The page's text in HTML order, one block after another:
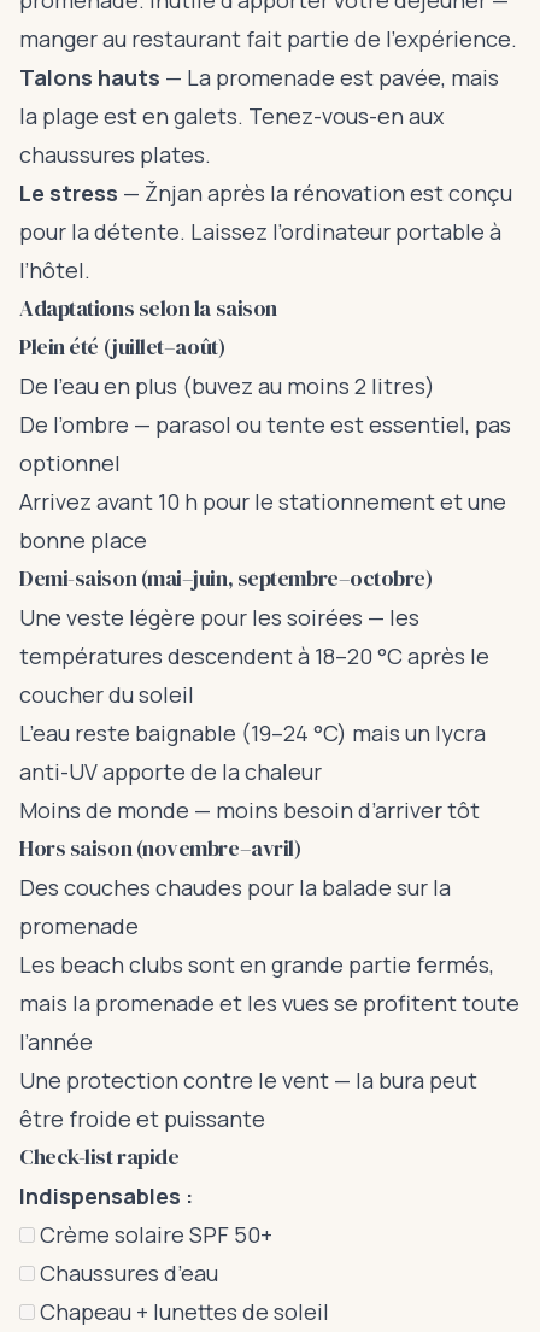
manger au restaurant fait partie de l’expérience.
Talons hauts — La promenade est pavée, mais
la plage est en galets. Tenez-vous-en aux
chaussures plates.
Le stress — Žnjan après la rénovation est conçu
pour la détente. Laissez l’ordinateur portable à
l’hôtel.
Adaptations selon la saison
Plein été (juillet–août)
De l’eau en plus (buvez au moins 2 litres)
De l’ombre — parasol ou tente est essentiel, pas
optionnel
Arrivez avant 10 h pour le stationnement et une
bonne place
Demi-saison (mai–juin, septembre–octobre)
Une veste légère pour les soirées — les
températures descendent à 18–20 °C après le
coucher du soleil
L’eau reste baignable (19–24 °C) mais un lycra
anti-UV apporte de la chaleur
Moins de monde — moins besoin d’arriver tôt
Hors saison (novembre–avril)
Des couches chaudes pour la balade sur la
promenade
Les beach clubs sont en grande partie fermés,
mais la promenade et les vues se profitent toute
l’année
Une protection contre le vent — la bura peut
être froide et puissante
Check-list rapide
Indispensables :
Crème solaire SPF 50+
Chaussures d’eau
Chapeau + lunettes de soleil